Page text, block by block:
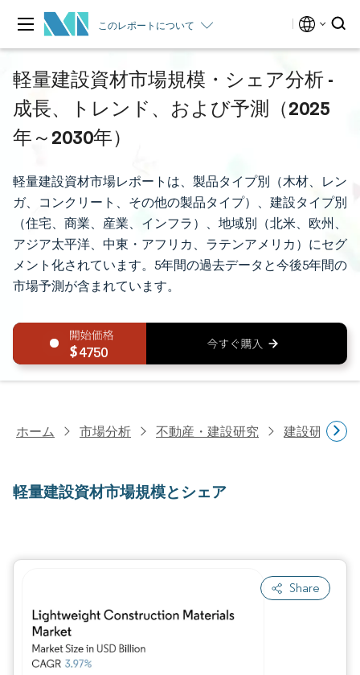
このレポートについて
軽量建設資材市場規模・シェア分析 -
成長、トレンド、および予測（2025
年～2030年）
軽量建設資材市場レポートは、製品タイプ別（木材、レン
ガ、コンクリート、その他の製品タイプ）、建設タイプ別
（住宅、商業、産業、インフラ）、地域別（北米、欧州、
アジア太平洋、中東・アフリカ、ラテンアメリカ）にセグ
メント化されています。5年間の過去データと今後5年間の
市場予測が含まれています。
4750
ホーム 市場分析 不動産・建設研究 建設研究
軽量建設資材市場規模とシェア
Share